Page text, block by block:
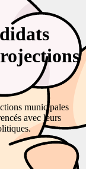
municipales
avec leurs